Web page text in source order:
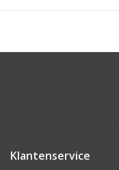
Klantenservice